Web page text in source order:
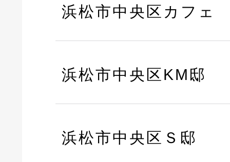
浜松市中央区カフェ
浜松市中央区KM邸
浜松市中央区Ｓ邸